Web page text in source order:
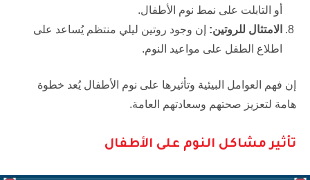
أو التابلت على نمط نوم الأطفال.
الامتثال للروتين: إن وجود روتين ليلي منتظم يُساعد على
اطلاع الطفل على مواعيد النوم.
إن فهم العوامل البيئية وتأثيرها على نوم الأطفال يُعد خطوة
هامة لتعزيز صحتهم وسعادتهم العامة.
تأثير مشاكل النوم على الأطفال